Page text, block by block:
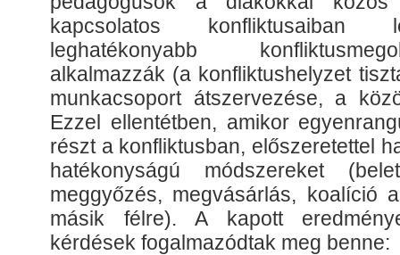
kapcsolatos konfliktusaiban
leghatékonyabb
alkalmazzák (a konfliktushelyzet
munkacsoport átszervezése, a
Ezzel ellentétben, amikor
részt a konfliktusban, előszeretettel
hatékonyságú módszereket
meggyőzés, megvásárlás, koalíció
másik félre). A kapott
kérdések fogalmazódtak meg benne: